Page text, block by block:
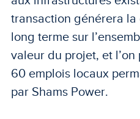
transaction générera la
long terme sur
valeur du projet, et
60 emplois locaux
par Shams Power.